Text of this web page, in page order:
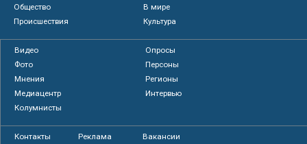
Общество
В мире
Происшествия
Культура
Видео
Опросы
Фото
Персоны
Мнения
Регионы
Медиацентр
Интервью
Колумнисты
Контакты Реклама Вакансии